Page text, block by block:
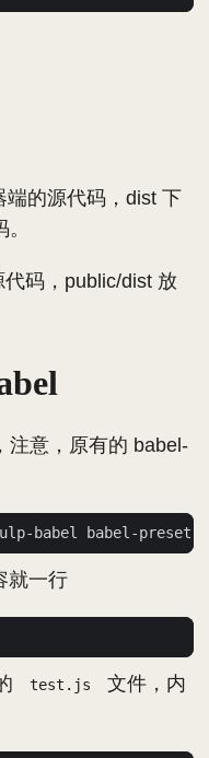
端的源代码，dist 下
码，public/dist 放
注意，原有的 babel-
就一行
test.js
文件，内